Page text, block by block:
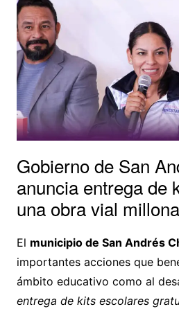
Gobierno de San
anuncia entrega de
una obra vial
El municipio de San Andrés
importantes acciones que
ámbito educativo como al
entrega de kits escolares